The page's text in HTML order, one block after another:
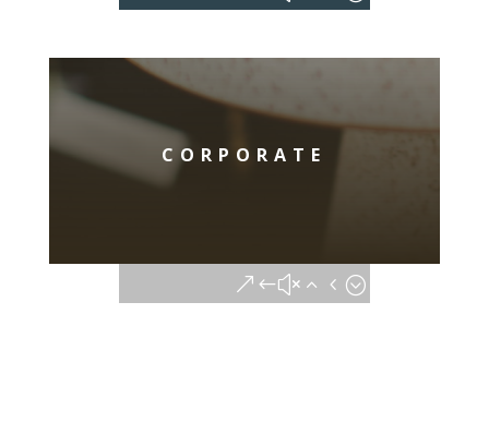
CORPORATE